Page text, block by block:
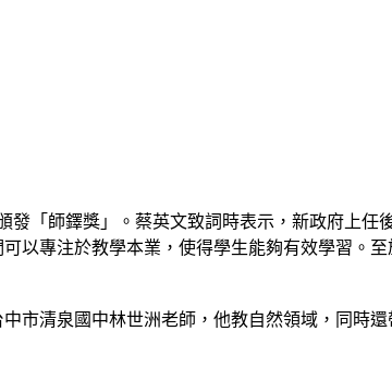
「師鐸獎」。蔡英文致詞時表示，新政府上
以專注於教學本業，使得學生能夠有效學習。
市清泉國中林世洲老師，他教自然領域，同時